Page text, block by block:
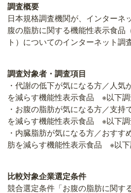
調査概要
日本規格調査機関が、インターネ
腹の脂肪に関する機能性表示食品
ト）についてのインターネット調
調査対象者・調査項目
・代謝の低下が気になる方／人気
を減らす機能性表示食品 ※以下調
・お腹の脂肪が気になる方／支持
を減らす機能性表示食品 ※以下調
・内臓脂肪が気になる方／おすす
肪を減らす機能性表示食品 ※以下
比較対象企業選定条件
競合選定条件「お腹の脂肪に関す